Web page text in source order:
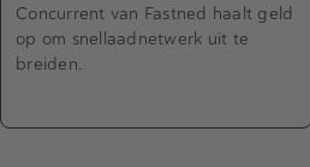
Concurrent van Fastned haalt geld
op om snellaadnetwerk uit te
breiden.